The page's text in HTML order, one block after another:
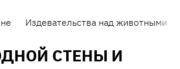
Издевательства над животными
СТЕНЫ И